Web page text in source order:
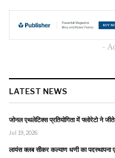
-
LATEST NEWS
जोनल एथलेटिक्स प्रतियोगिता में फ्लोरेटो ने
Jul 19, 2026
लायंस क्लब सीकर कल्याण धणी का पदस्थापना